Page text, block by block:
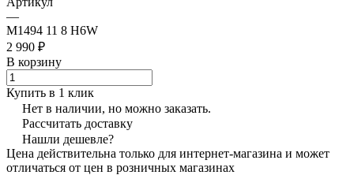
—
M1494 11 8 H6W
2 990 ₽
В корзину
Купить в 1 клик
Нет в наличии, но можно заказать.
Рассчитать доставку
Нашли дешевле?
Цена действительна только для интернет-магазина и может
отличаться от цен в розничных магазинах